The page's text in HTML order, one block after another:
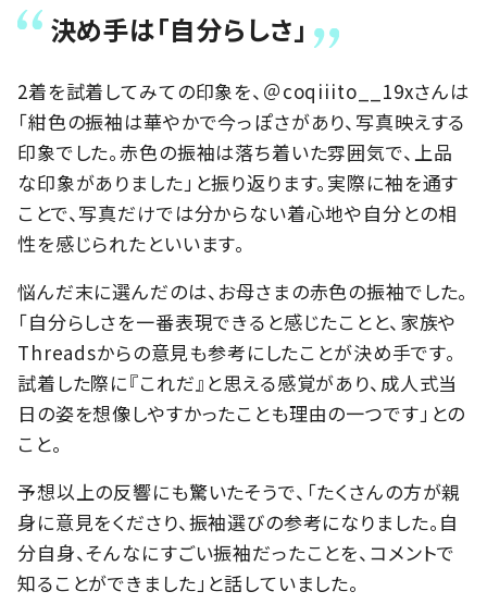
決め手は「自分らしさ」
2着を試着してみての印象を、＠coqiiito__19xさんは
「紺色の振袖は華やかで今っぽさがあり、写真映えする
印象でした。赤色の振袖は落ち着いた雰囲気で、上品
な印象がありました」と振り返ります。実際に袖を通す
ことで、写真だけでは分からない着心地や自分との相
性を感じられたといいます。
悩んだ末に選んだのは、お母さまの赤色の振袖でした。
「自分らしさを一番表現できると感じたことと、家族や
Threadsからの意見も参考にしたことが決め手です。
試着した際に『これだ』と思える感覚があり、成人式当
日の姿を想像しやすかったことも理由の一つです」との
こと。
予想以上の反響にも驚いたそうで、「たくさんの方が親
身に意見をくださり、振袖選びの参考になりました。自
分自身、そんなにすごい振袖だったことを、コメントで
知ることができました」と話していました。